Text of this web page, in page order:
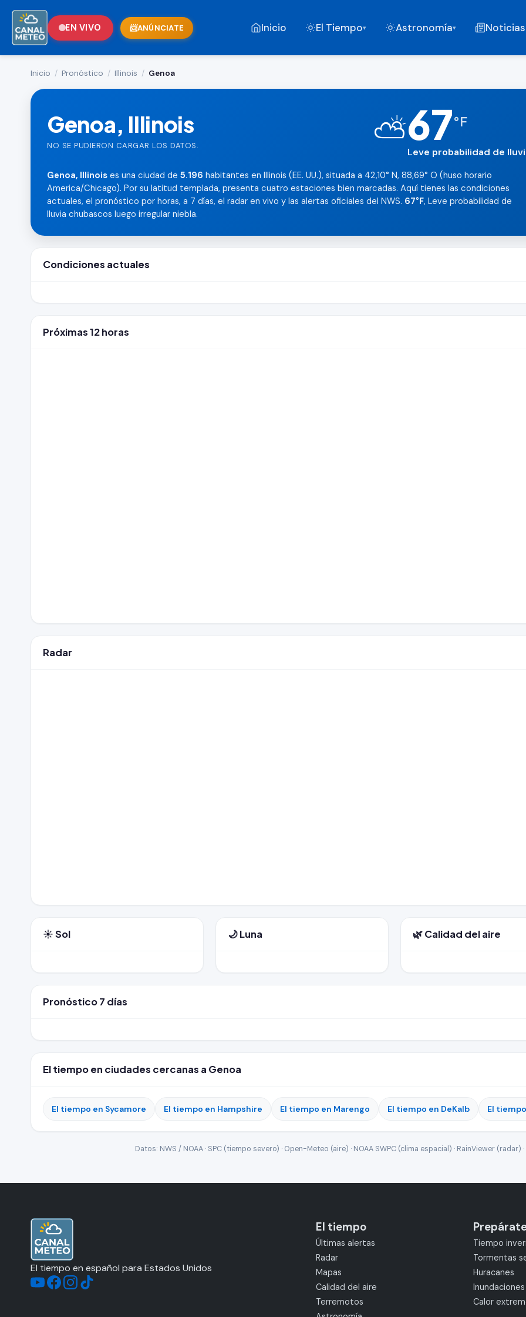
EN VIVO ANÚNCIATE Inicio El Tiempo▾ Astronomía▾ Noticias
Inicio / Pronóstico / Illinois / Genoa
Genoa, Illinois
NO SE PUDIERON CARGAR LOS DATOS. ⛅67°F
Leve probabilidad de
Genoa, Illinois es una ciudad de 5.196 habitantes en Illinois (EE. UU.), situada a 42,10° N, 88,69° O (huso horario
America/Chicago). Por su latitud templada, presenta cuatro estaciones bien marcadas. Aquí tienes las condiciones
actuales, el pronóstico por horas, a 7 días, el radar en vivo y las alertas oficiales del NWS. 67°F, Leve probabilidad de
lluvia chubascos luego irregular niebla.
Condiciones actuales
Próximas 12 horas
Radar
☀️ Sol 🌙 Luna 🌿 Calidad del aire
Pronóstico 7 días
El tiempo en ciudades cercanas a Genoa
El tiempo en Sycamore El tiempo en Hampshire El tiempo en Marengo El tiempo en DeKalb El
Datos: NWS / NOAA · SPC (tiempo severo) · Open-Meteo (aire) · NOAA SWPC (clima espacial) · RainViewer (radar)
El tiempo en español para Estados Unidos
El tiempo
Últimas alertas
Radar
Mapas
Calidad del aire
Terremotos
Tiempo
Tormentas
Huracanes
Inundaciones
Calor